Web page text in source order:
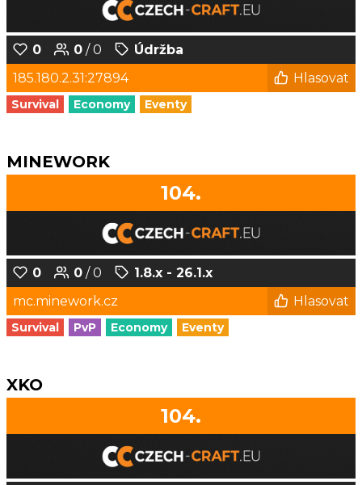
0 0 / 0
Údržba
185.180.2.31:27894
Hlasovat
Survival Economy Eventy
MINEWORK
104.
0 0 / 0
1.8.x - 26.1.x
mc.minework.cz
Hlasovat
Survival PvP Economy Eventy
XKO
104.